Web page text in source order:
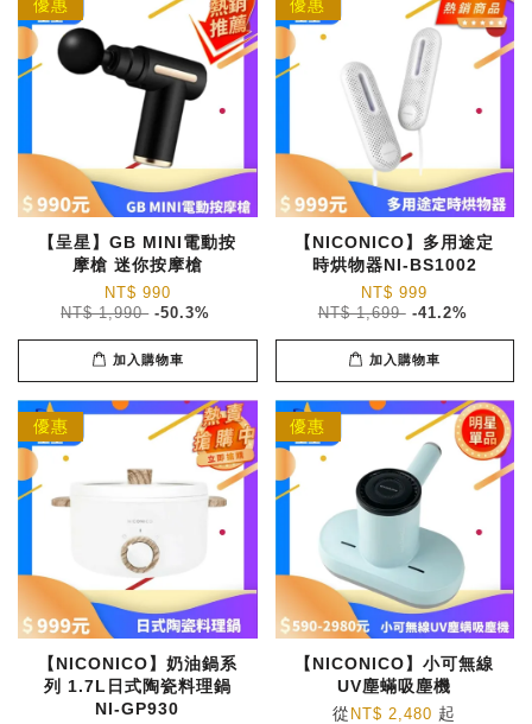
優惠
【呈星】GB MINI電動按
摩槍 迷你按摩槍
NT$ 990
NT$ 1,990 -50.3%
加入購物車
優惠
【NICONICO】多用途定
時烘物器NI-BS1002
NT$ 999
NT$ 1,699 -41.2%
加入購物車
優惠
【NICONICO】奶油鍋系
列 1.7L日式陶瓷料理鍋
NI-GP930
優惠
【NICONICO】小可無線
UV塵蟎吸塵機
從 NT$ 2,480 起